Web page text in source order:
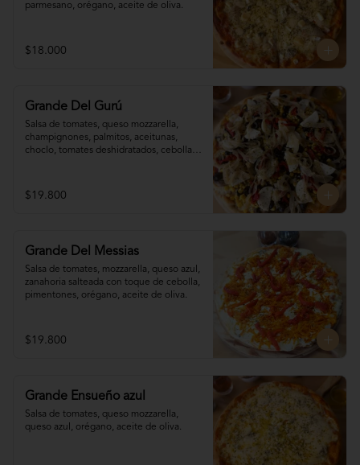
parmesano, orégano, aceite de oliva.
$18.000
Grande Del Gurú
Salsa de tomates, queso mozzarella,
champignones, palmitos, aceitunas,
choclo, tomates deshidratados, cebolla
$19.800
Grande Del Messias
Salsa de tomates, mozzarella, queso azul,
zanahoria salteada con toque de cebolla,
pimentones, orégano, aceite de oliva.
$19.800
Grande Ensueño azul
Salsa de tomates, queso mozzarella,
queso azul, orégano, aceite de oliva.